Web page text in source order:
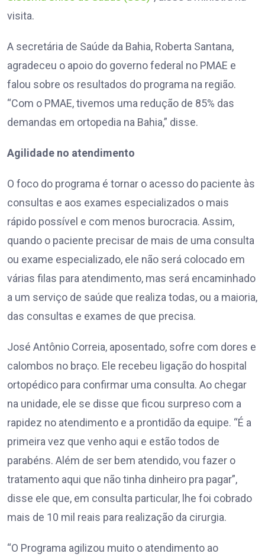
visita.
A secretária de Saúde da Bahia, Roberta Santana,
agradeceu o apoio do governo federal no PMAE e
falou sobre os resultados do programa na região.
“Com o PMAE, tivemos uma redução de 85% das
demandas em ortopedia na Bahia,” disse.
Agilidade no atendimento
O foco do programa é tornar o acesso do paciente às
consultas e aos exames especializados o mais
rápido possível e com menos burocracia. Assim,
quando o paciente precisar de mais de uma consulta
ou exame especializado, ele não será colocado em
várias filas para atendimento, mas será encaminhado
a um serviço de saúde que realiza todas, ou a maioria,
das consultas e exames de que precisa.
José Antônio Correia, aposentado, sofre com dores e
calombos no braço. Ele recebeu ligação do hospital
ortopédico para confirmar uma consulta. Ao chegar
na unidade, ele se disse que ficou surpreso com a
rapidez no atendimento e a prontidão da equipe. “É a
primeira vez que venho aqui e estão todos de
parabéns. Além de ser bem atendido, vou fazer o
tratamento aqui que não tinha dinheiro pra pagar”,
disse ele que, em consulta particular, lhe foi cobrado
mais de 10 mil reais para realização da cirurgia.
“O Programa agilizou muito o atendimento ao